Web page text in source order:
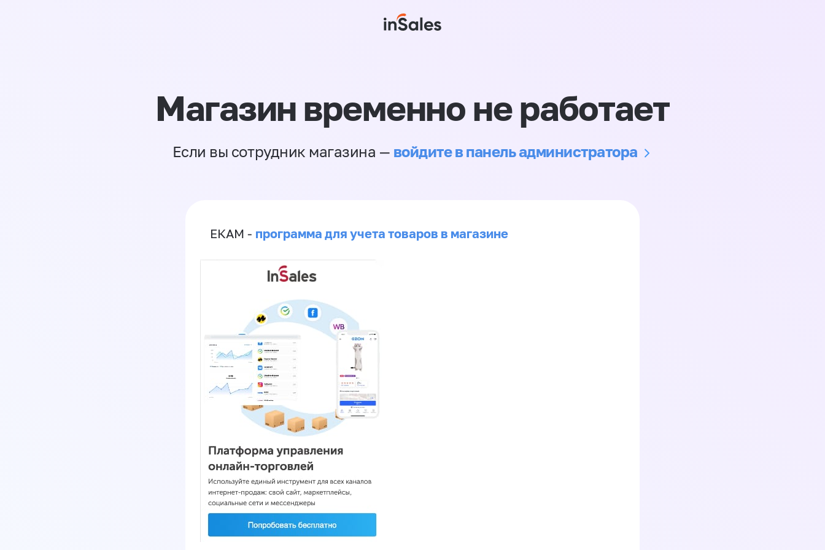
Магазин временно не работает
Если вы сотрудник магазина — войдите в панель администратора
ЕКАМ - программа для учета товаров в магазине